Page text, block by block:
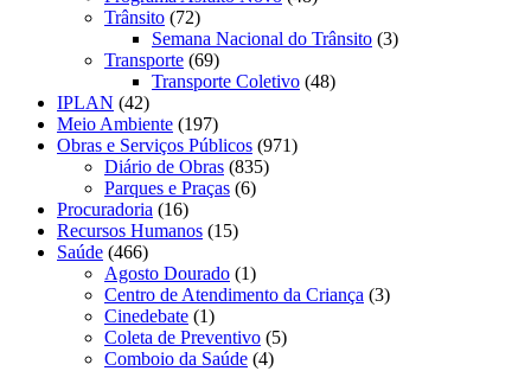
Trânsito (72)
Semana Nacional do Trânsito (3)
Transporte (69)
Transporte Coletivo (48)
IPLAN (42)
Meio Ambiente (197)
Obras e Serviços Públicos (971)
Diário de Obras (835)
Parques e Praças (6)
Procuradoria (16)
Recursos Humanos (15)
Saúde (466)
Agosto Dourado (1)
Centro de Atendimento da Criança (3)
Cinedebate (1)
Coleta de Preventivo (5)
Comboio da Saúde (4)